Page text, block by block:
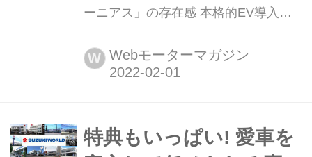
ーニアス」の存在感 本格的EV導入に
置したというOsaka BMWの城東鶴見
支店(双日オートグループ大阪株式会
特長について五十嵐啓哲 店長(左)と、
辻森聖人 ジーニアスにインタビューし
W Webモーターマガジン
特典もいっぱい! 愛車を